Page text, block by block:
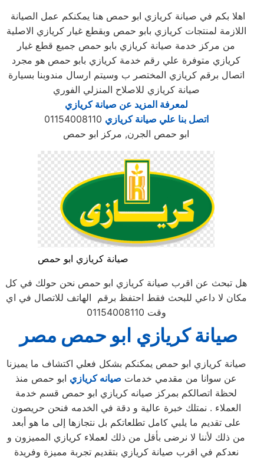
اللازمة لمنتجات كريازي بابو حمص وبقطع غيار كريازي الاصلية
من مركز خدمة صيانة كريازي بابو حمص جميع قطع غيار
كريازي متوفرة علي رقم خدمة كريازي بابو حمص هو مجرد
اتصال برقم كريازي المختصر ب وسيتم ارسال مندوبنا بسيارة
صيانة كريازي للاصلاح المنزلي الفوري
لمعرفة المزيد عن صيانة كريازي
اتصل بنا علي صيانة كريازي
ابو حمص الجرن, مركز ابو حمص
صيانة كريازي ابو حمص
هل تبحث عن اقرب صيانة كريازي ابو حمص نحن حولك في كل
مكان لا داعي للبحث فقط احتفظ برقم الهاتف للاتصال في اي
وقت 01154008110
صيانةكريازي ابو حمص مصر
صيانة كريازي ابو حمص يمكنكم بشكل فعلي اكتشاف ما يميزنا
عن سوانا من مقدمي خدمات صيانه كريازي ابو حمص منذ
لحظة اتصالكم بمركز صيانه كريازي ابو حمص قسم خدمة
العملاء . نمتلك خبرة عالية و دقة في الخدمه فنحن حريصون
على تقديم ما يلبي كامل تطلعاتكم بل نتجازها إلى ما هو أبعد
من ذلك لأننا لا نرضى بأقل من ذلك لعملاء كريازي المميزون و
نعدكم في اقرب صيانة كريازي بتقديم تجربة مميزة وفريدة